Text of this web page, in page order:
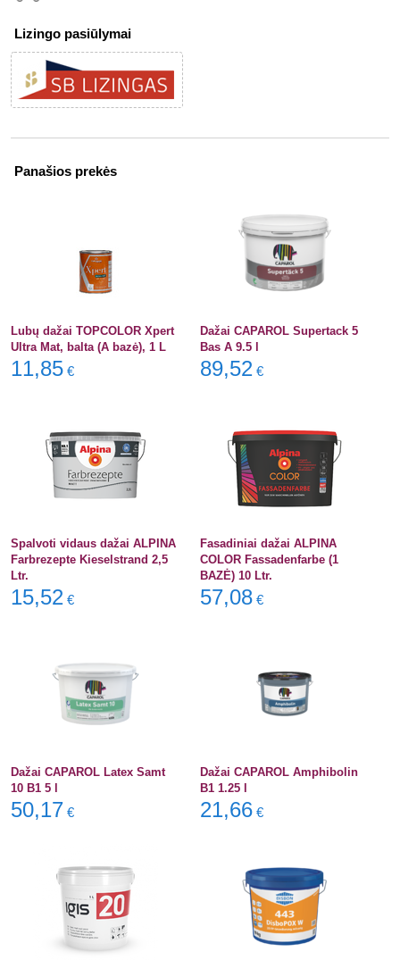
Lizingo pasiūlymai
Panašios prekės
Lubų dažai TOPCOLOR Xpert
Ultra Mat, balta (A bazė), 1 L
11,85 €
Dažai CAPAROL Supertack 5
Bas A 9.5 l
89,52 €
Spalvoti vidaus dažai ALPINA
Farbrezepte Kieselstrand 2,5
Ltr.
15,52 €
Fasadiniai dažai ALPINA
COLOR Fassadenfarbe (1
BAZĖ) 10 Ltr.
57,08 €
Dažai CAPAROL Latex Samt
10 B1 5 l
50,17 €
Dažai CAPAROL Amphibolin
B1 1.25 l
21,66 €